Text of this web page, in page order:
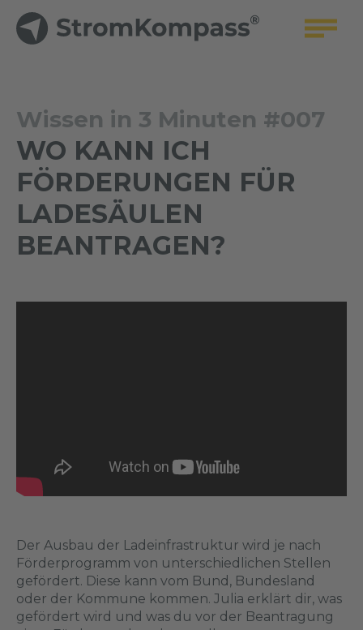
Wissen in 3 Minuten #007
WO KANN ICH
FÖRDERUNGEN FÜR
LADESÄULEN
BEANTRAGEN?
Der Ausbau der Ladeinfrastruktur wird je nach
Förderprogramm von unterschiedlichen Stellen
gefördert. Diese kann vom Bund, Bundesland
oder der Kommune kommen. Julia erklärt dir, was
gefördert wird und was du vor der Beantragung